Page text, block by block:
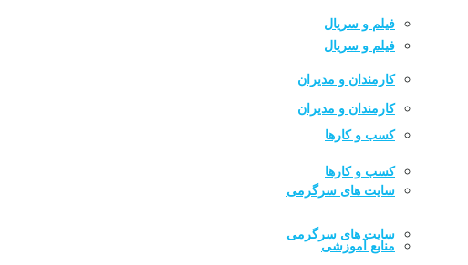
فیلم و سریال
کارمندان و مدیران
کسب و کارها
سایت های سرگرمی
فیلم و سریال
کارمندان و مدیران
کسب و کارها
سایت های سرگرمی
منابع آموزشی